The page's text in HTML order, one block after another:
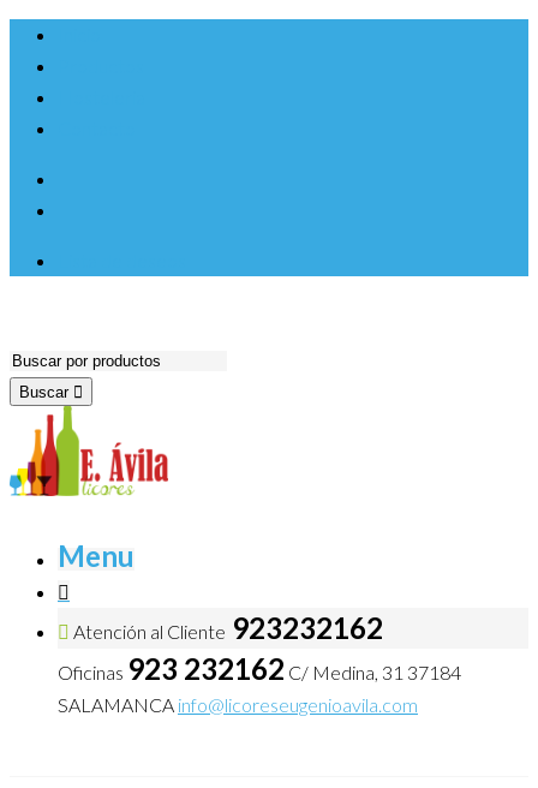
contenido
Buscar
Menu
Atención al Cliente 923232162
Oficinas 923 232162 C/ Medina, 31 37184
SALAMANCA info@licoreseugenioavila.com